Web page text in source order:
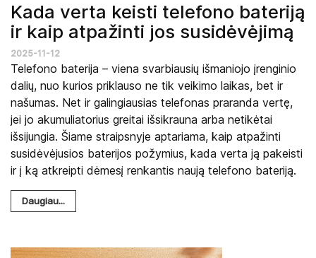
Kada verta keisti telefono bateriją
ir kaip atpažinti jos susidėvėjimą
2025-11-12
Telefono baterija – viena svarbiausių išmaniojo įrenginio
dalių, nuo kurios priklauso ne tik veikimo laikas, bet ir
našumas. Net ir galingiausias telefonas praranda vertę,
jei jo akumuliatorius greitai išsikrauna arba netikėtai
išsijungia. Šiame straipsnyje aptariama, kaip atpažinti
susidėvėjusios baterijos požymius, kada verta ją pakeisti
ir į ką atkreipti dėmesį renkantis naują telefono bateriją.
Daugiau...